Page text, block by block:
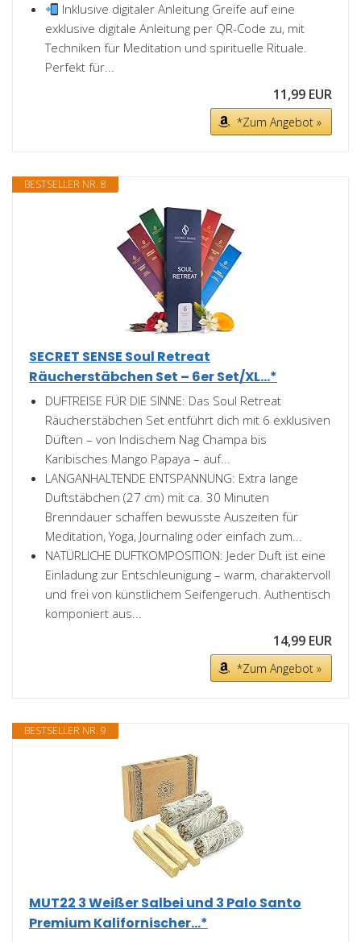
Inklusive digitaler Anleitung Greife auf eine
exklusive digitale Anleitung per QR-Code zu, mit
Techniken für Meditation und spirituelle Rituale.
Perfekt für...
11,99 EUR
*Zum Angebot »
BESTSELLER NR. 8
SECRET SENSE Soul Retreat
Räucherstäbchen Set – 6er Set/XL...*
DUFTREISE FÜR DIE SINNE: Das Soul Retreat
Räucherstäbchen Set entführt dich mit 6 exklusiven
Düften – von Indischem Nag Champa bis
Karibisches Mango Papaya – auf...
LANGANHALTENDE ENTSPANNUNG: Extra lange
Duftstäbchen (27 cm) mit ca. 30 Minuten
Brenndauer schaffen bewusste Auszeiten für
Meditation, Yoga, Journaling oder einfach zum...
NATÜRLICHE DUFTKOMPOSITION: Jeder Duft ist eine
Einladung zur Entschleunigung – warm, charaktervoll
und frei von künstlichem Seifengeruch. Authentisch
komponiert aus...
14,99 EUR
*Zum Angebot »
BESTSELLER NR. 9
MUT22 3 Weißer Salbei und 3 Palo Santo
Premium Kalifornischer...*